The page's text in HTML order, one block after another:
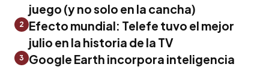
juego (y no solo en la cancha)
2
Efecto mundial: Telefe tuvo el mejor
julio en la historia de la TV
3
Google Earth incorpora inteligencia